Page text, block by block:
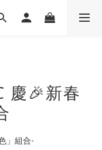
慶🎉新春
」組合-